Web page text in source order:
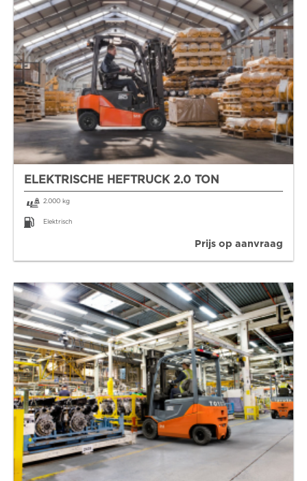
ELEKTRISCHE HEFTRUCK 2.0 TON
2.000 kg
Elektrisch
Prijs op aanvraag